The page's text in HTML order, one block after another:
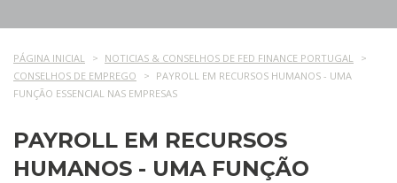
PÁGINA INICIAL
NOTICIAS & CONSELHOS DE FED FINANCE PORTUGAL
CONSELHOS DE EMPREGO
PAYROLL EM RECURSOS HUMANOS - UMA
FUNÇÃO ESSENCIAL NAS EMPRESAS
PAYROLL EM RECURSOS
HUMANOS - UMA FUNÇÃO